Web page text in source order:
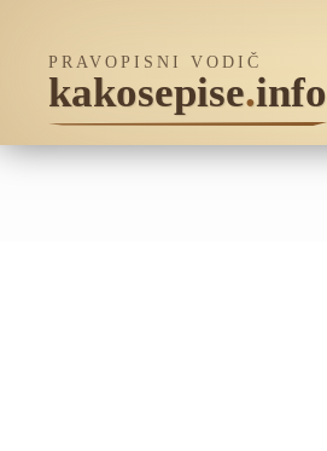
PRAVOPISNI VODIČ
kakosepise.info